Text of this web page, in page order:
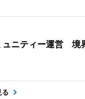
ュニティー運営 境
る